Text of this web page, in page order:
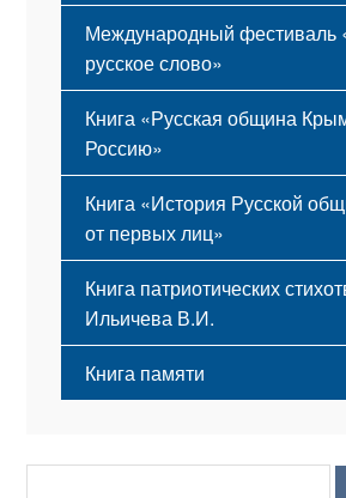
Международный фестиваль
русское слово»
Книга «Русская община
Россию»
Книга «История Русской
от первых лиц»
Книга патриотических
Ильичева В.И.
Книга памяти